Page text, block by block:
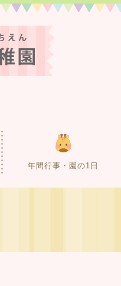
年間行事・園の1日